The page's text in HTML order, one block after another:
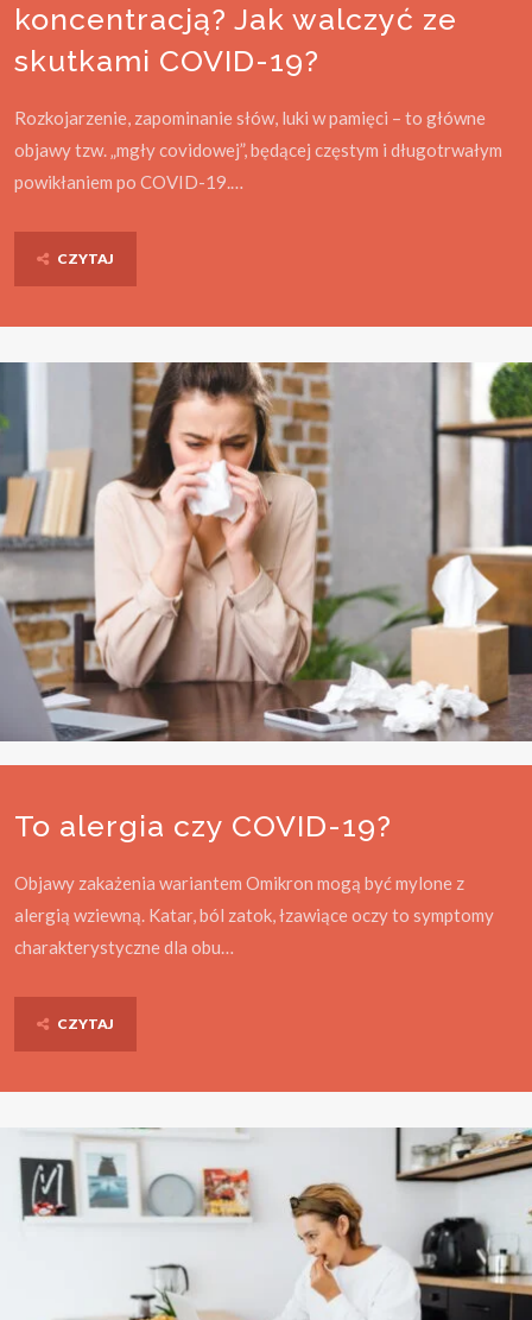
koncentracją? Jak walczyć ze
skutkami COVID-19?
Rozkojarzenie, zapominanie słów, luki w pamięci – to główne
objawy tzw. „mgły covidowej”, będącej częstym i długotrwałym
powikłaniem po COVID-19.…
CZYTAJ
To alergia czy COVID-19?
Objawy zakażenia wariantem Omikron mogą być mylone z
alergią wziewną. Katar, ból zatok, łzawiące oczy to symptomy
charakterystyczne dla obu…
CZYTAJ